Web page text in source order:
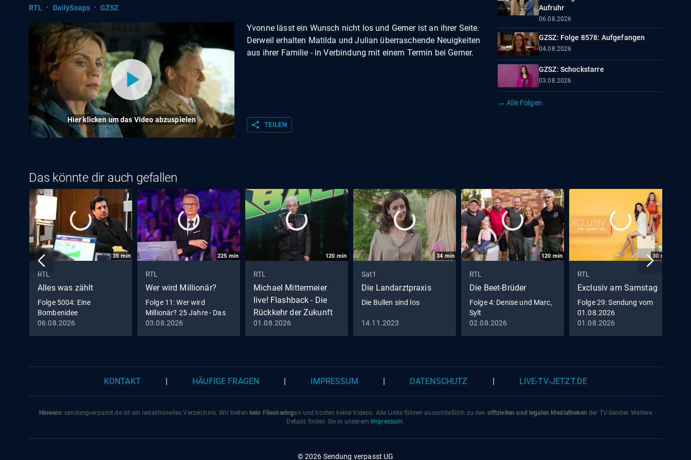
RTL
· DailySoaps · GZSZ
Hier klicken um das Video abzuspielen
Yvonne lässt ein Wunsch nicht los und Gerner ist an ihrer Seite.
Derweil erhalten Matilda und Julian überraschende Neuigkeiten
aus ihrer Familie - in Verbindung mit einem Termin bei Gerner.
share TEILEN
Aufruhr
06.08.2026
GZSZ: Folge 8578: Aufgefangen
04.08.2026
GZSZ: Schockstarre
03.08.2026
→ Alle Folgen
Das könnte dir auch gefallen
35min
RTL
Alles was zählt
Folge 5004: Eine
Bombenidee
06.08.2026
225 min
RTL
Wer wird Millionär?
Folge 11: Wer wird
Millionär? 25 Jahre - Das
große Jubiläums-Special
03.08.2026
120 min
RTL
Michael Mittermeier
live! Flashback - Die
Rückkehr der Zukunft
Folge 1: Michael
Mittermeier live!
01.08.2026
34 min
Sat1
Die Landarztpraxis
Die Bullen sind los
14.11.2023
120 min
RTL
Die Beet-Brüder
Folge 4: Denise und Marc,
Sylt
02.08.2026
30 min
RTL
Exclusiv am Samstag
Folge 29: Sendung vom
01.08.2026
01.08.2026
KONTAKT HÄUFIGE FRAGEN IMPRESSUM DATENSCHUTZ LIVE-TV-JETZT.DE
Hinweis:sendungverpasst.deist ein redaktionelles Verzeichnis. Wir bieten kein Filesharingan und hosten keine Videos. Alle Links führen ausschließlich zu den offiziellen und legalen Mediatheken der TV-Sender. Weitere
Details finden Sie in unserem Impressum.
© 2026 Sendung verpasst UG